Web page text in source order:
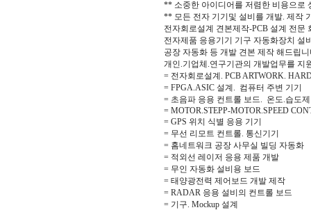
** 소중한 아이디어를 저렴한 비용으로
** 모든 전자 기기및 설비를 개발. 제작
전자회로설계 견본제작-PCB 설계 전문
전자제품 응용기기 기구 자동화장치 설
공장 자동화 등 개발 견본 제작 해드립
개인.기업체.연구기관의 개발업무를 지
= 전자회로설계. PCB ARTWORK.
= FPGA.ASIC 설계. 컴퓨터 주변 기기
= 초음파 응용 컨트롤 보드. 온도.습도
= MOTOR.STEPP-MOTOR.SPEED
= GPS 위치 식별 응용 기기
= 무선 리모트 컨트롤. 통신기기
= 홈네트워크 공장 사무실 빌딩 자동화
= 적외선 레이저 응용 제품 개발
= 무인 자동화 설비용 보드
= 태양광전력 제어보드 개발 제작
= RADAR 응용 설비의 컨트롤 보드
= 기구. Mockup 설계